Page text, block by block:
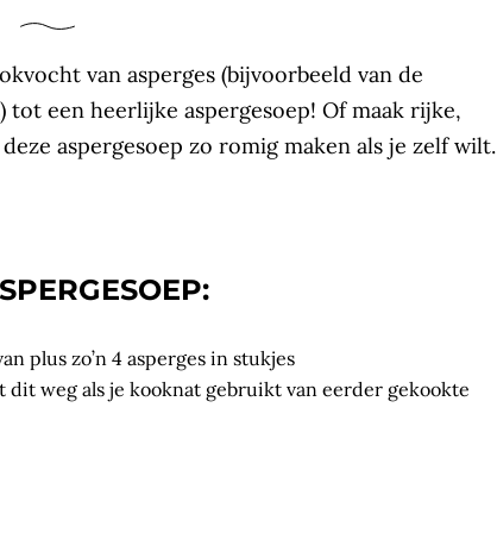
van asperges (bijvoorbeeld van de
) tot een heerlijke aspergesoep! Of maak rijke,
aspergesoep zo romig maken als je zelf wilt.
plus zo’n 4 asperges in stukjes
dit weg als je kooknat gebruikt van eerder gekookte